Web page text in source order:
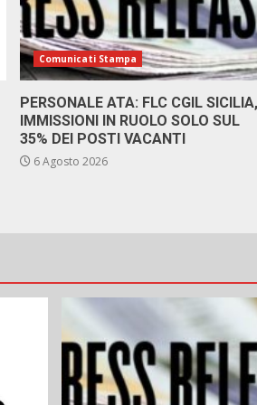
Comunicati Stampa
PERSONALE ATA: FLC CGIL SICILIA,
IMMISSIONI IN RUOLO SOLO SUL
35% DEI POSTI VACANTI
6 Agosto 2026